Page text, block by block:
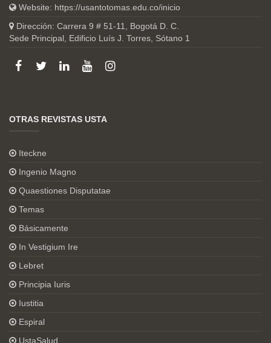
Website: https://usantotomas.edu.co/inicio
Dirección: Carrera 9 # 51-11, Bogotá D. C.
Sede Principal, Edificio Luís J. Torres, Sótano 1
OTRAS REVISTAS USTA
Iteckne
Ingenio Magno
Quaestiones Disputatae
Temas
Básicamente
In Vestigium Ire
Lebret
Principia Iuris
Iustitia
Espiral
UstaSalud